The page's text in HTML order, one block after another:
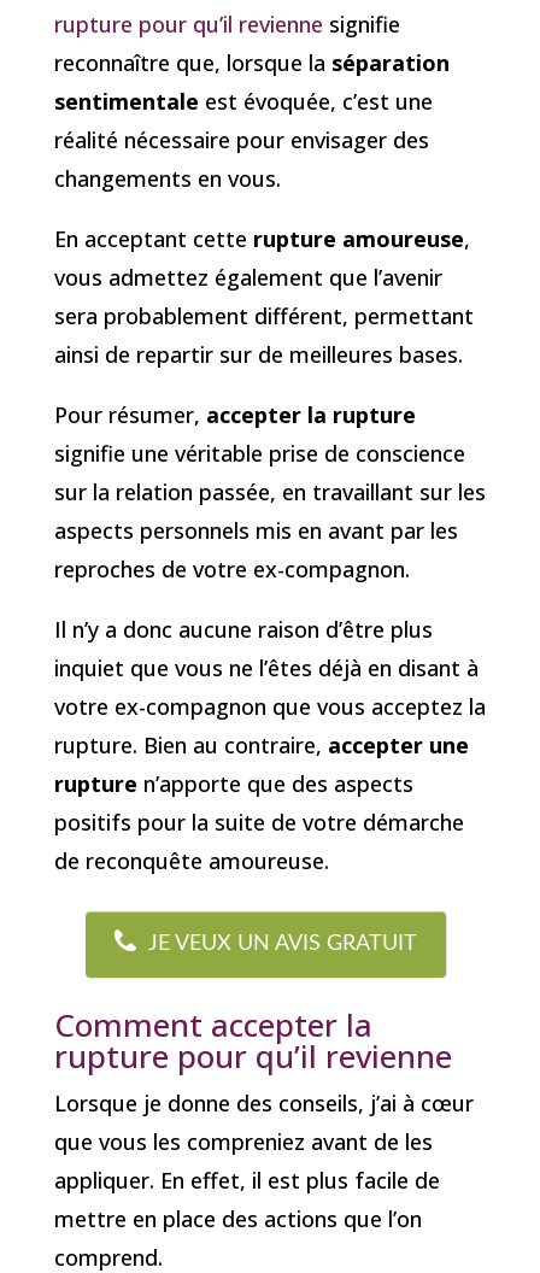
rupture pour qu’il revienne signifie
reconnaître que, lorsque la séparation
sentimentale est évoquée, c’est une
réalité nécessaire pour envisager des
changements en vous.
En acceptant cette rupture amoureuse,
vous admettez également que l’avenir
sera probablement différent, permettant
ainsi de repartir sur de meilleures bases.
Pour résumer, accepter la rupture
signifie une véritable prise de conscience
sur la relation passée, en travaillant sur les
aspects personnels mis en avant par les
reproches de votre ex-compagnon.
Il n’y a donc aucune raison d’être plus
inquiet que vous ne l’êtes déjà en disant à
votre ex-compagnon que vous acceptez la
rupture. Bien au contraire, accepter une
rupture n’apporte que des aspects
positifs pour la suite de votre démarche
de reconquête amoureuse.
JE VEUX UN AVIS GRATUIT
Comment accepter la
rupture pour qu’il revienne
Lorsque je donne des conseils, j’ai à cœur
que vous les compreniez avant de les
appliquer. En effet, il est plus facile de
mettre en place des actions que l’on
comprend.